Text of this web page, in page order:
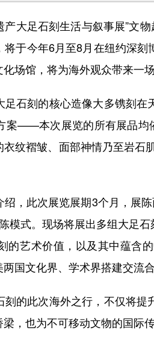
足石刻生活与叙事展”文物
于今年6月至8月在纽约深
场馆，将为海外观众带来一
刻的核心造像大多镌刻在
案——本次展览的所有展品均
纹褶皱、面部神情乃至岩
此次展览展期3个月，展陈
模式。现场将展出多组大足
的艺术价值，以及其中蕴含
国文化界、学术界搭建交流合
此次海外之行，不仅将提
，也为不可移动文物的国际